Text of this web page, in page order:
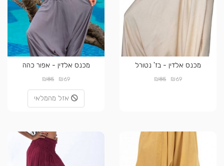
מכנס אלדין - בז' נטורל
₪69
₪85
מכנס אלדין - אפור כהה
₪69
₪85
אזל מהמלאי